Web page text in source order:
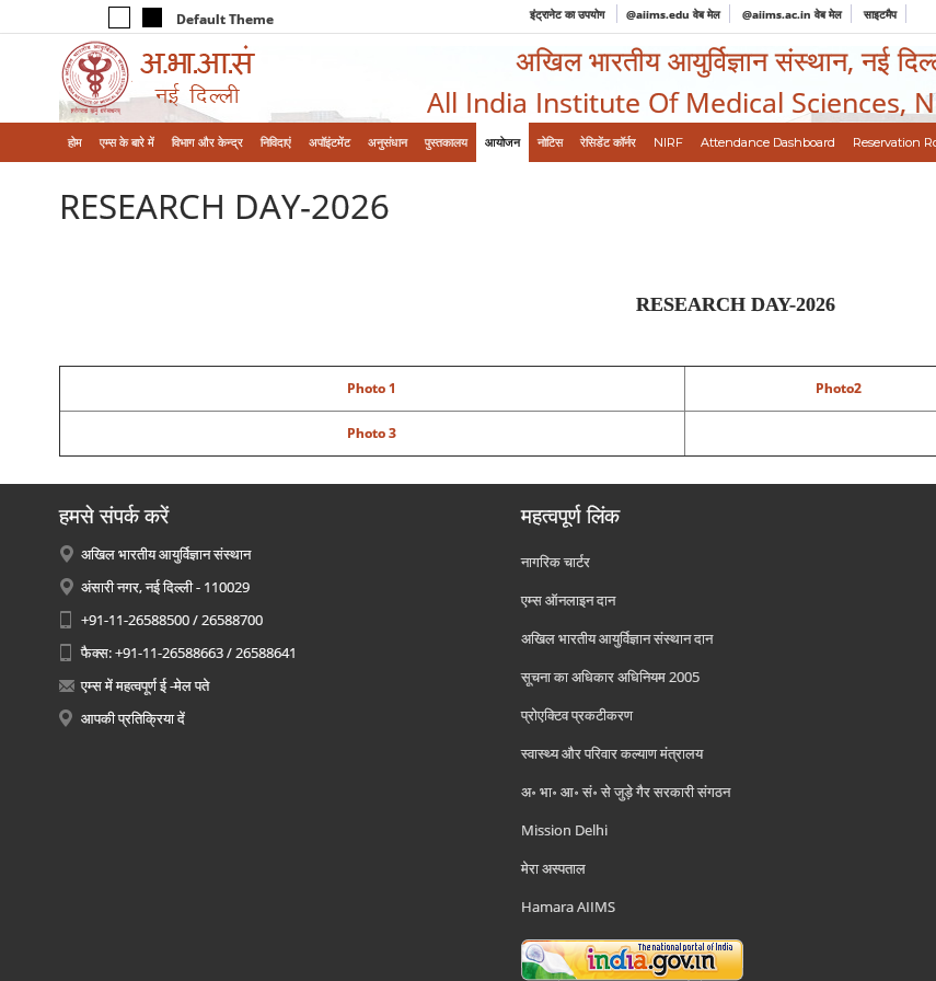
Default Theme इंट्रानेट का उपयोग @aiims.edu वेब मेल @aiims.ac.in वेब मेल साइटमैप
अखिल भारतीय आयुर्विज्ञान संस्थान, नई
All India Institute Of Medical Sciences,
होम एम्‍स के बारे में विभाग और केन्‍द्र निविदाएं अपॉइंटमेंट अनुसंधान पुस्तकालय आयोजन नोटिस रेसिडेंट कॉर्नर NIRF Attendance Dashboard Reservation
RESEARCH DAY-2026
RESEARCH DAY-2026
Photo 1 Photo2
Photo 3
हमसे संपर्क करें
अखिल भारतीय आयुर्विज्ञान संस्थान
अंसारी नगर, नई दिल्ली - 110029
+91-11-26588500 / 26588700
फैक्स: +91-11-26588663 / 26588641
एम्स में महत्वपूर्ण ई -मेल पते
आपकी प्रतिक्रिया दें
महत्वपूर्ण लिंक
नागरिक चार्टर
एम्स ऑनलाइन दान
अखिल भारतीय आयुर्विज्ञान संस्थान दान
सूचना का अधिकार अधिनियम 2005
प्रोएक्टिव प्रकटीकरण
स्वास्थ्य और परिवार कल्याण मंत्रालय
अ॰ भा॰ आ॰ सं॰ से जुड़े गैर सरकारी संगठन
Mission Delhi
मेरा अस्पताल
Hamara AIIMS